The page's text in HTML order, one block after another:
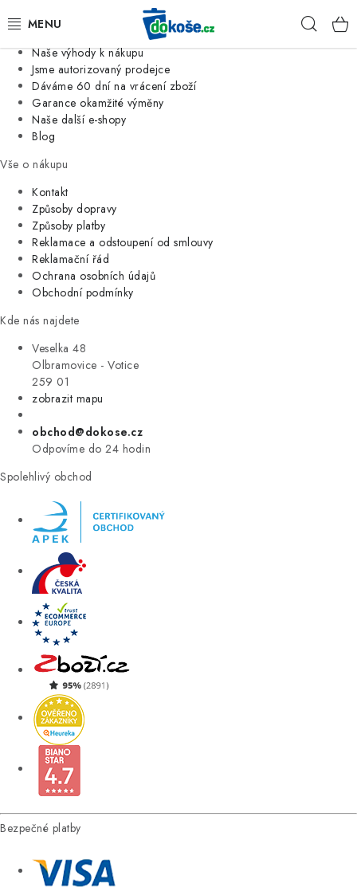
Jsme tradiční česká firma
Naše výhody k nákupu
Jsme autorizovaný prodejce
Dáváme 60 dní na vrácení zboží
Garance okamžité výměny
Naše další e-shopy
Blog
Vše o nákupu
Kontakt
Způsoby dopravy
Způsoby platby
Reklamace a odstoupení od smlouvy
Reklamační řád
Ochrana osobních údajů
Obchodní podmínky
Kde nás najdete
Veselka 48
Olbramovice - Votice
259 01
zobrazit mapu
obchod@dokose.cz
Odpovíme do 24 hodin
Spolehlivý obchod
Bezpečné platby
KOŠE
SÁČKY
KUCHYNĚ
ORGANIZACE
DOMÁCNOST
ÚKLID
VÝPRODEJ
ZNAČKY
Úvod Kontakt Blog
Moje objednávka